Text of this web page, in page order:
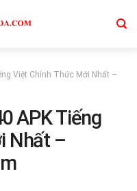
Việt Chính Thức Mới Nhất –
APK Tiếng
Nhất –